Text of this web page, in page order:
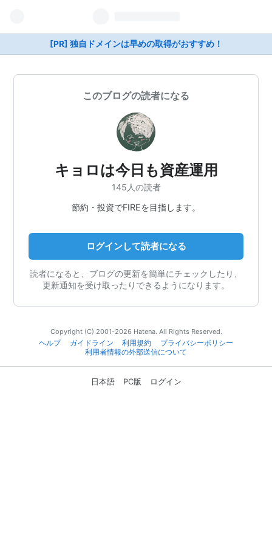
[PR] 独自ドメインは早めの取得がおすすめ！
このブログの読者になる
キョロは今日も資産運用
145人の読者
節約・投資でFIREを目指します。
ログインして読者になる
読者になると、ブログの更新を簡単にチェックしたり、
更新通知を受け取ったりできるようになります。
Copyright (C) 2001-2026 Hatena. All Rights Reserved.
ヘルプ
ガイドライン 利用規約
プライバシーポリシー
利用者情報の外部送信について
日本語 PC版 ログイン